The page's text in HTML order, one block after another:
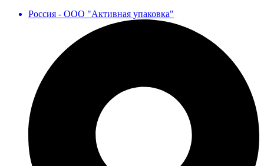
Россия - ООО "Активная упаковка"